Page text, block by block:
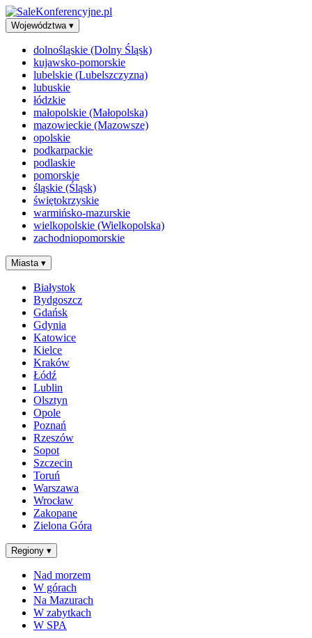
Województwa ▾
dolnośląskie (Dolny Śląsk)
kujawsko-pomorskie
lubelskie (Lubelszczyzna)
lubuskie
łódzkie
małopolskie (Małopolska)
mazowieckie (Mazowsze)
opolskie
podkarpackie
podlaskie
pomorskie
śląskie (Śląsk)
świętokrzyskie
warmińsko-mazurskie
wielkopolskie (Wielkopolska)
zachodniopomorskie
Miasta ▾
Białystok
Bydgoszcz
Gdańsk
Gdynia
Katowice
Kielce
Kraków
Łódź
Lublin
Olsztyn
Opole
Poznań
Rzeszów
Sopot
Szczecin
Toruń
Warszawa
Wrocław
Zakopane
Zielona Góra
Regiony ▾
Nad morzem
W górach
Na Mazurach
W zabytkach
W SPA